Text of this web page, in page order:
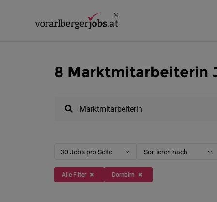
8 Marktmitarbeiterin
30 Jobs pro Seite Sortieren nach
Alle Filter Dornbirn